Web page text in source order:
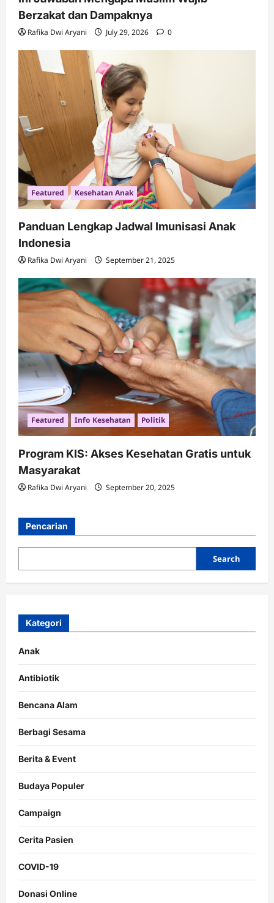
Berzakat dan Dampaknya
Rafika Dwi Aryani July 29, 2026 0
Featured Kesehatan Anak
Panduan Lengkap Jadwal Imunisasi Anak
Indonesia
Rafika Dwi Aryani September 21, 2025
Featured Info Kesehatan Politik
Program KIS: Akses Kesehatan Gratis untuk
Masyarakat
Rafika Dwi Aryani September 20, 2025
Pencarian
Search
Kategori
Anak
Antibiotik
Bencana Alam
Berbagi Sesama
Berita & Event
Budaya Populer
Campaign
Cerita Pasien
COVID-19
Donasi Online